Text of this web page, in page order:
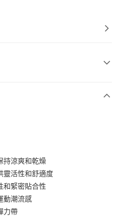
彰化商業銀行
台北富邦商業銀行
兆豐國際商業銀行
台中商業銀行
華泰商業銀行
彰化商業銀行
台北富邦商業銀行
兆豐國際商業銀行
台中商業銀行
持涼爽和乾燥
靈活性和舒適度
和緊密貼合性
動潮流感
力帶